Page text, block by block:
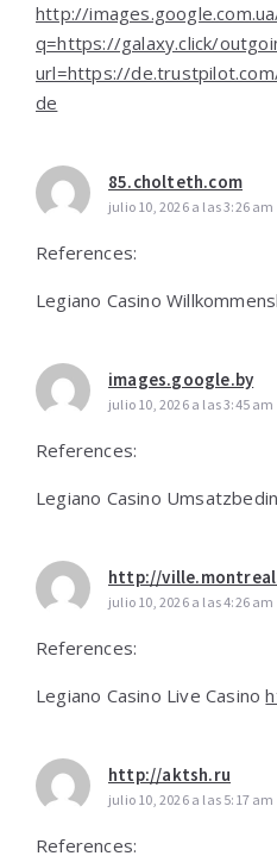
http://
q=https://galaxy.click/
url=https://
de
85.cholteth.com
julio 10, 2026 a las 3:26 am
References:
Legiano Casino
images.google.by
julio 10, 2026 a las 3:45 am
References:
Legiano Casino
http://
julio 10, 2026 a las 4:26 am
References:
Legiano Casino Live Casino
http://aktsh.ru
julio 10, 2026 a las 5:17 am
References: